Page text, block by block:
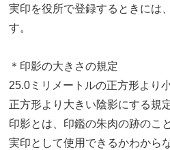
実印を役所で登録するときには
す。
＊印影の大きさの規定
25.0ミリメートルの正方形より
正方形より大きい陰影にする規
印影とは、印鑑の朱肉の跡のこ
実印として使用できるかわから